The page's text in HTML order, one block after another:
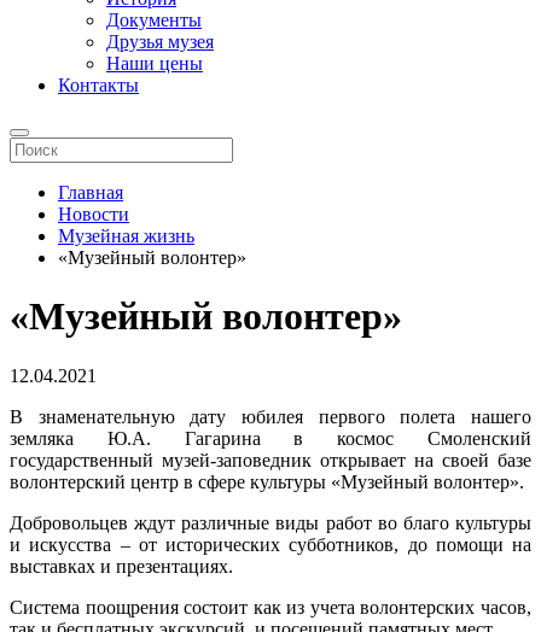
Документы
Друзья музея
Наши цены
Контакты
Главная
Новости
Музейная жизнь
«Музейный волонтер»
«Музейный волонтер»
12.04.2021
В знаменательную дату юбилея первого полета нашего
земляка Ю.А. Гагарина в космос Смоленский
государственный музей-заповедник открывает на своей базе
волонтерский центр в сфере культуры «Музейный волонтер».
Добровольцев ждут различные виды работ во благо культуры
и искусства – от исторических субботников, до помощи на
выставках и презентациях.
Система поощрения состоит как из учета волонтерских часов,